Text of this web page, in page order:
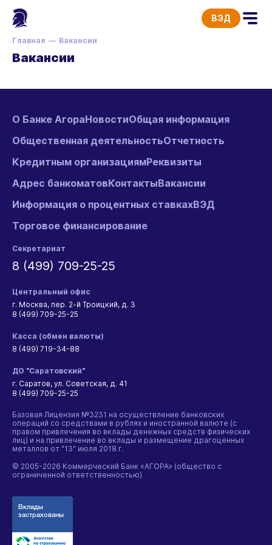
ВЭД
Главная Вакансии
Вакансии
О Банке АгораНовостиОбщая информация
Общественная деятельностьОтчетность
Кредитным организациямРеквизиты
Адрес банкоматовКонтактыВакансии
Информация о процентных ставкахВЭД
Торговое финансирование
Секретариат
8 (499) 709-25-25
Центральный офис
г. Москва, пер. 2-й Троицкий, д. 3
8 (499) 709-25-25
Касса (обмен валюты)
8 (499) 719-34-88
ДО "Саратовский"
г. Саратов, ул. Советская, д. 41
8 (499) 709-25-25
Базовая Лицензия №3231 на осуществление банковских
операций со средствами в рублях и иностранной валюте (с
правом привлечения во вклады денежных средств физических
лиц) и на привлечение во вклады и размещение драгоценных
металлов от "13" июля 2018 г.
© 2005-2026 Коммерческий Банк «АГОРА» (общество с
ограниченной ответственностью)